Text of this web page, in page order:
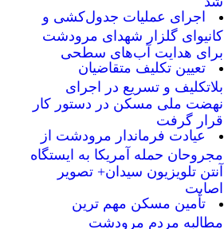
اجرای عملیات جدول‌کشی و
کانیوای گلزار شهدای مرودشت
برای هدایت آب‌های سطحی
تعیین تکلیف متقاضیان
بلاتکلیف و تسریع در اجرای
نهضت ملی مسکن در دستور کار
قرار گرفت
عیادت فرماندار مرودشت از
مجروحان حمله آمریکا به ایستگاه
آنتن تلویزیون سیدان+ تصویر
اصابت
تأمین مسکن مهم ترین
مطالبه مردم مرودشت